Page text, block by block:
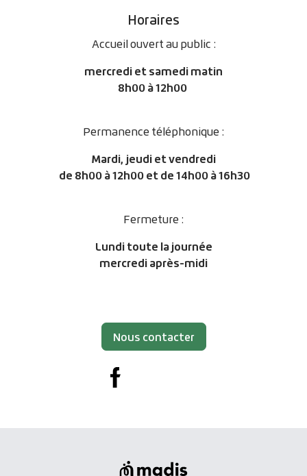
Horaires
Accueil ouvert au public :
mercredi et samedi matin
8h00 à 12h00
Permanence téléphonique :
Mardi, jeudi et vendredi
de8h00 à 12h00 et de 14h00 à 16h30
Fermeture :
Lundi toute la journée
mercredi après-midi
Nous contacter
Facebook